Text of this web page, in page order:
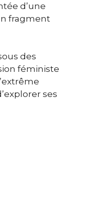
d’une
fragment
des
féministe
ses